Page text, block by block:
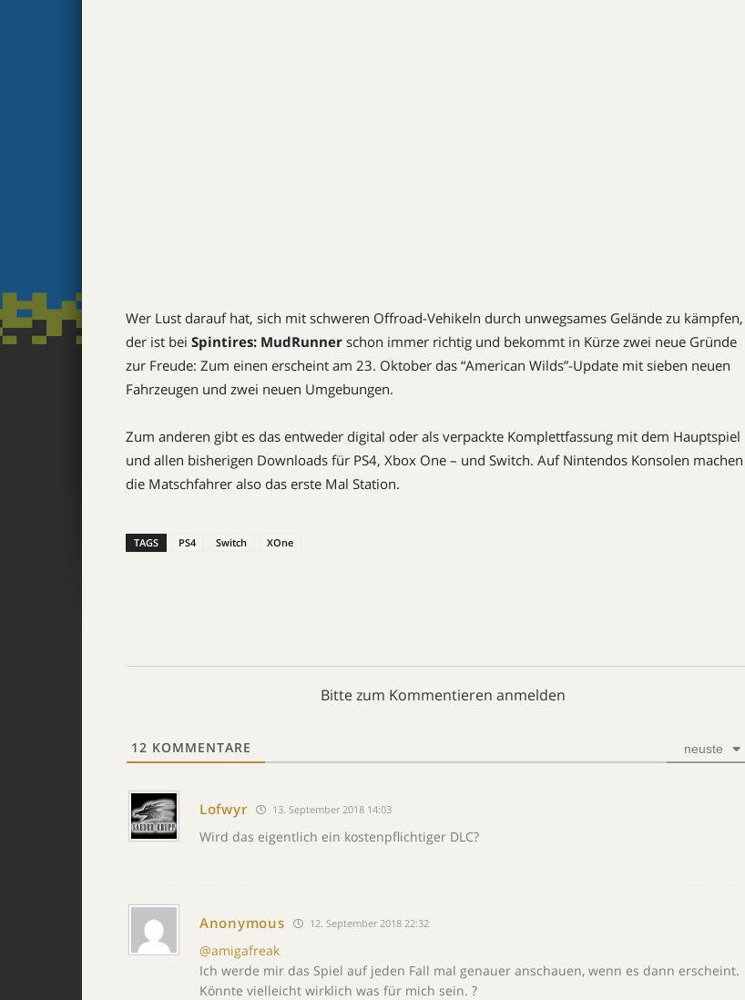
Wer Lust darauf hat, sich mit schweren Offroad-Vehikeln durch unwegsames Gelände zu kämpfen,
der ist bei Spintires: MudRunner schon immer richtig und bekommt in Kürze zwei neue Gründe
zur Freude: Zum einen erscheint am 23. Oktober das “American Wilds”-Update mit sieben neuen
Fahrzeugen und zwei neuen Umgebungen.
Zum anderen gibt es das entweder digital oder als verpackte Komplettfassung mit dem Hauptspiel
und allen bisherigen Downloads für PS4, Xbox One – und Switch. Auf Nintendos Konsolen machen
die Matschfahrer also das erste Mal Station.
TAGS PS4 Switch XOne
Bitte zum Kommentieren anmelden
12 KOMMENTARE neuste
Lofwyr 13. September 2018 14:03
Wird das eigentlich ein kostenpflichtiger DLC?
Anonymous 12. September 2018 22:32
@amigafreak
Ich werde mir das Spiel auf jeden Fall mal genauer anschauen, wenn es dann erscheint.
Könnte vielleicht wirklich was für mich sein. ?